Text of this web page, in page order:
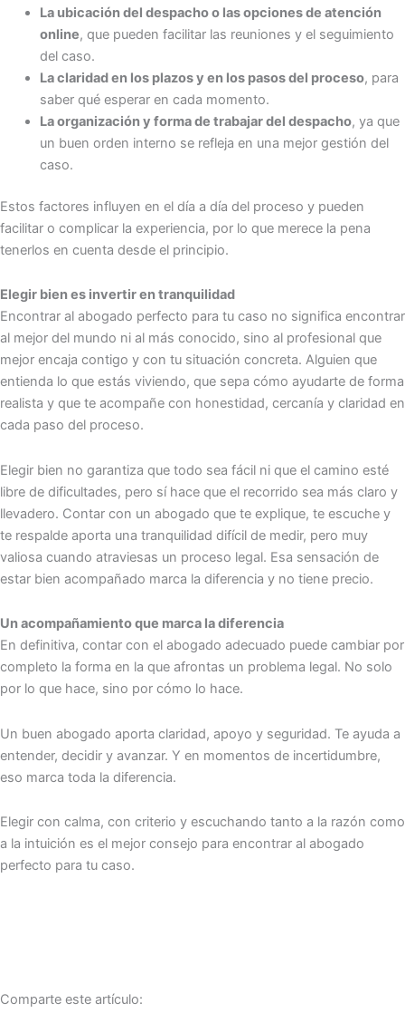
La ubicación del despacho o las opciones de atención
online, que pueden facilitar las reuniones y el seguimiento
del caso.
La claridad en los plazos y en los pasos del proceso, para
saber qué esperar en cada momento.
La organización y forma de trabajar del despacho, ya que
un buen orden interno se refleja en una mejor gestión del
caso.
Estos factores influyen en el día a día del proceso y pueden
facilitar o complicar la experiencia, por lo que merece la pena
tenerlos en cuenta desde el principio.
Elegir bien es invertir en tranquilidad
Encontrar al abogado perfecto para tu caso no significa encontrar
al mejor del mundo ni al más conocido, sino al profesional que
mejor encaja contigo y con tu situación concreta. Alguien que
entienda lo que estás viviendo, que sepa cómo ayudarte de forma
realista y que te acompañe con honestidad, cercanía y claridad en
cada paso del proceso.
Elegir bien no garantiza que todo sea fácil ni que el camino esté
libre de dificultades, pero sí hace que el recorrido sea más claro y
llevadero. Contar con un abogado que te explique, te escuche y
te respalde aporta una tranquilidad difícil de medir, pero muy
valiosa cuando atraviesas un proceso legal. Esa sensación de
estar bien acompañado marca la diferencia y no tiene precio.
Un acompañamiento que marca la diferencia
En definitiva, contar con el abogado adecuado puede cambiar por
completo la forma en la que afrontas un problema legal. No solo
por lo que hace, sino por cómo lo hace.
Un buen abogado aporta claridad, apoyo y seguridad. Te ayuda a
entender, decidir y avanzar. Y en momentos de incertidumbre,
eso marca toda la diferencia.
Elegir con calma, con criterio y escuchando tanto a la razón como
a la intuición es el mejor consejo para encontrar al abogado
perfecto para tu caso.
Comparte este artículo: